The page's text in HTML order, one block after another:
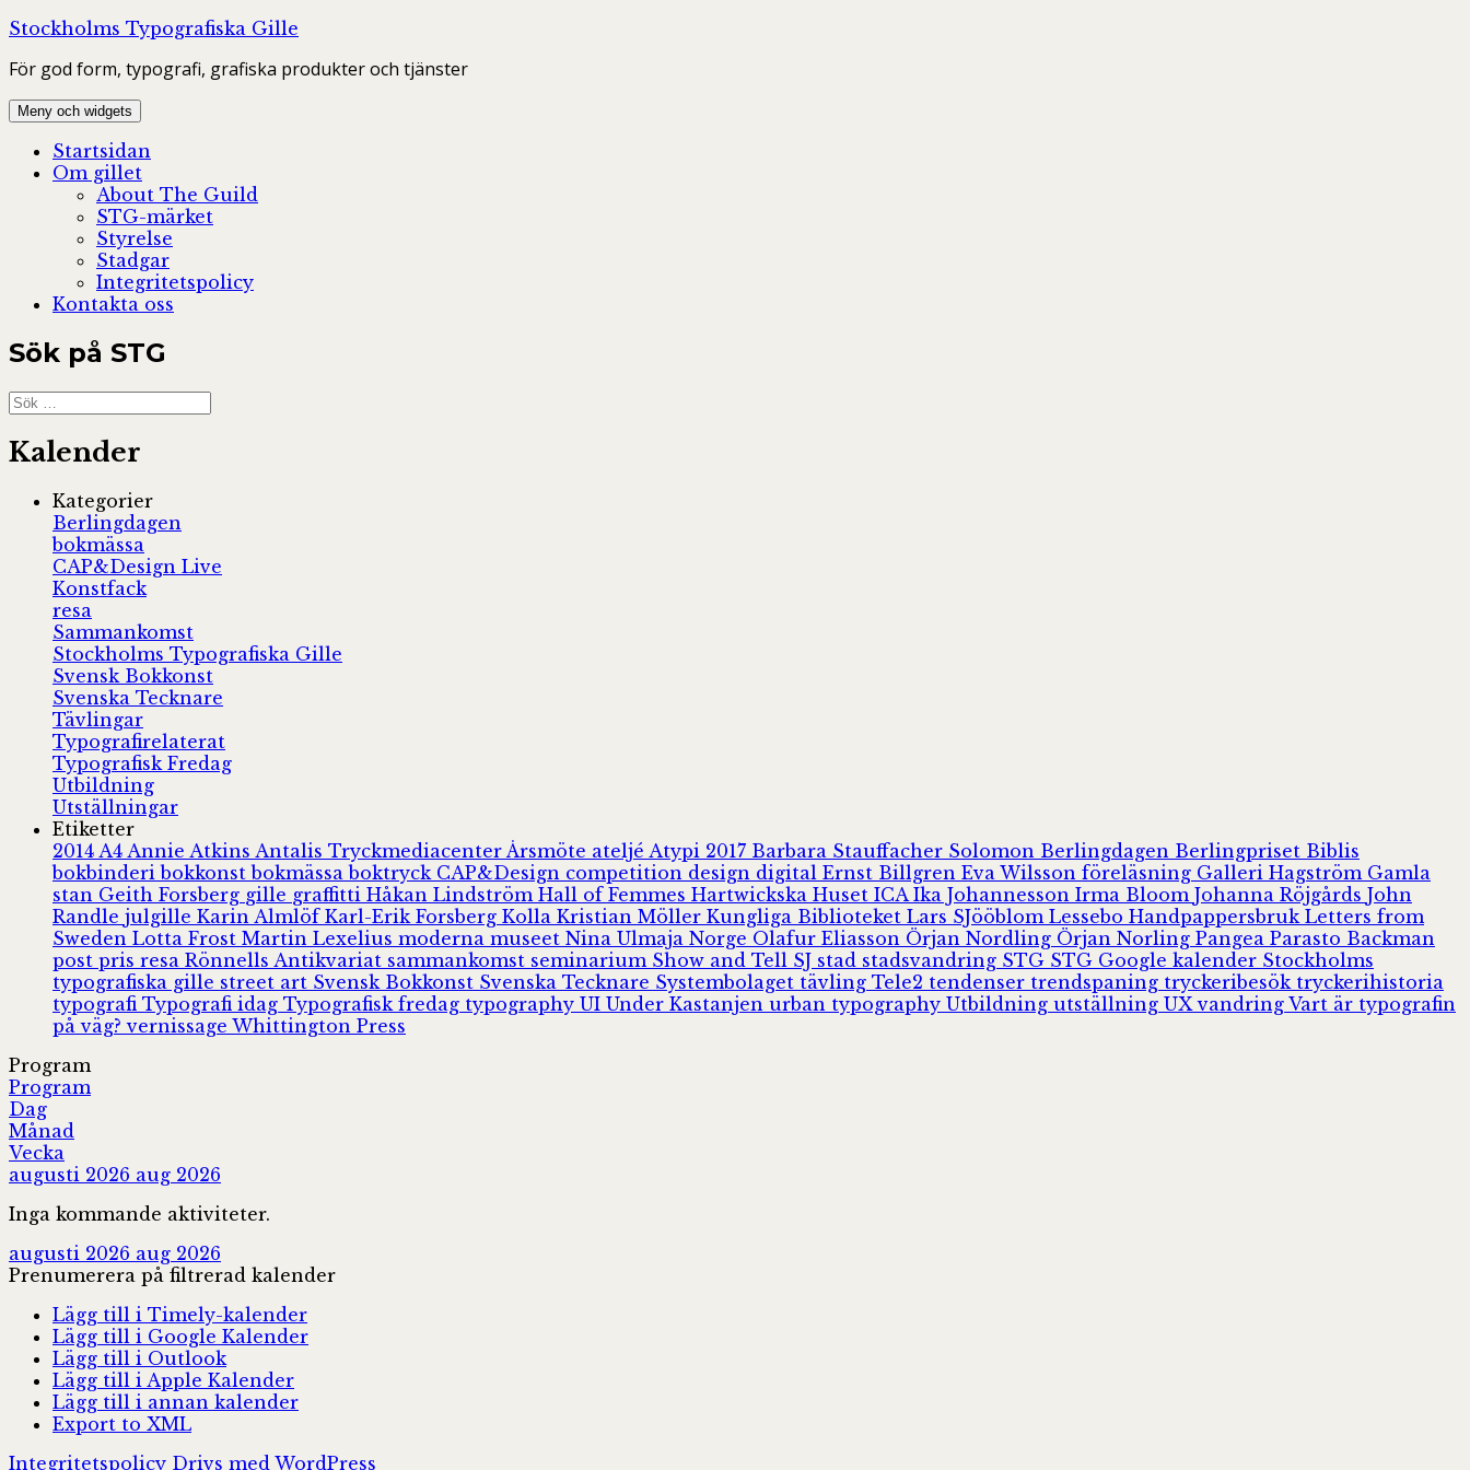
Hoppa
innehåll
Stockholms Typografiska Gille
För god form, typografi, grafiska produkter och tjänster
Meny och widgets
Startsidan
Om gillet
About The Guild
STG-märket
Styrelse
Stadgar
Integritetspolicy
Kontakta oss
Sök på STG
Sök
efter:
Kalender
Kategorier
Berlingdagen
bokmässa
CAP&Design Live
Konstfack
resa
Sammankomst
Stockholms Typografiska Gille
Svensk Bokkonst
Svenska Tecknare
Tävlingar
Typografirelaterat
Typografisk Fredag
Utbildning
Utställningar
Etiketter
2014 A4 Annie Atkins Antalis Tryckmediacenter Årsmöte ateljé Atypi 2017 Barbara Stauffacher Solomon Berlingdagen Berlingpriset Biblis
bokbinderibokkonstbokmässaboktryck CAP&Design competition design digital Ernst Billgren Eva Wilsson föreläsning Galleri Hagström Gamla
stan Geith Forsberg gille graffitti Håkan Lindström Hall of Femmes Hartwickska Huset ICA Ika Johannesson Irma Bloom Johanna Röjgårds John
Randle julgille Karin Almlöf Karl-Erik Forsberg Kolla Kristian Möller Kungliga Biblioteket Lars SJööblom Lessebo Handpappersbruk Letters from
Sweden Lotta Frost Martin Lexelius moderna museet Nina Ulmaja Norge Olafur Eliasson Örjan Nordling Örjan Norling Pangea Parasto Backman
post pris resa Rönnells Antikvariat sammankomst seminarium Show and Tell SJ stad stadsvandring STG STG Google kalender Stockholms
typografiska gille street art Svensk Bokkonst Svenska Tecknare Systembolaget tävling Tele2 tendenser trendspaning tryckeribesök tryckerihistoria
typografi Typografi idag Typografisk fredag typography UI Under Kastanjen urban typography Utbildning utställning UXvandring Vart är typografin
på väg?vernissage Whittington Press
Program
Program
Dag
Månad
Vecka
augusti 2026 aug 2026
Inga kommande aktiviteter.
augusti 2026 aug 2026
Prenumerera på filtrerad kalender
Lägg till i Timely-kalender
Lägg till i Google Kalender
Lägg till i Outlook
Lägg till i Apple Kalender
Lägg till i annan kalender
Export to XML
Integritetspolicy Drivs med WordPress